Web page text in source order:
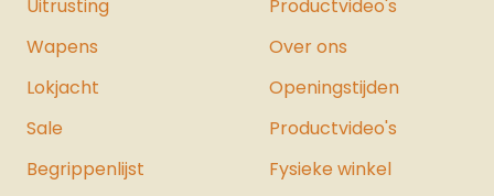
naar een betrouwbaar en krachtig
verdedigingsmiddel. Met zijn robuuste
constructie, gebruiksgemak en
uitbreidbaarheid is dit pistool een
veiligheid.Specificaties:Merk:
VESTAModel: PDW50 20J - Dutch
Uitrusting
Wapens
Lokjacht
Sale
Begrippenlijst
Productvideo's
Over ons
Openingstijden
Productvideo's
Fysieke winkel